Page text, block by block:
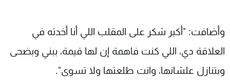
وأضافت: "أكبر شكر على المقلب اللي أنا أخدته في
العلاقة دي، اللي كنت فاهمة إن لها قيمة، ببني وبضحى
وبتنازل علشانها، وانت طلعتها ولا تسوى".